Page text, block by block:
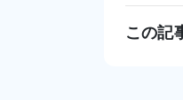
この記